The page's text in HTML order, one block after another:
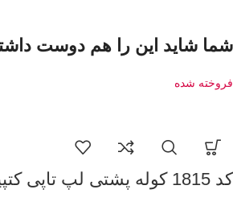
شما شاید این را هم دوست
فروخته شده
کد 1815 کوله پشتی لپ تاپی کتپیلار